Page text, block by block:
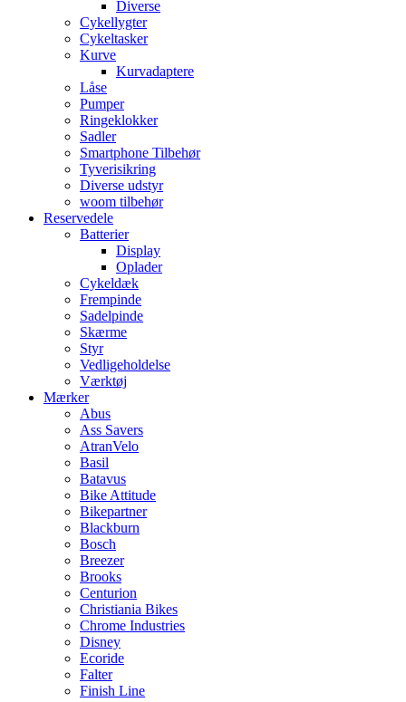
Diverse
Cykellygter
Cykeltasker
Kurve
Kurvadaptere
Låse
Pumper
Ringeklokker
Sadler
Smartphone Tilbehør
Tyverisikring
Diverse udstyr
woom tilbehør
Reservedele
Batterier
Display
Oplader
Cykeldæk
Frempinde
Sadelpinde
Skærme
Styr
Vedligeholdelse
Værktøj
Mærker
Abus
Ass Savers
AtranVelo
Basil
Batavus
Bike Attitude
Bikepartner
Blackburn
Bosch
Breezer
Brooks
Centurion
Christiania Bikes
Chrome Industries
Disney
Ecoride
Falter
Finish Line